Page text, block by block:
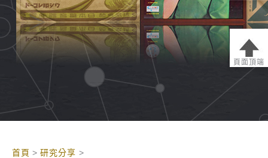
首頁
研究分享
頁面頂端